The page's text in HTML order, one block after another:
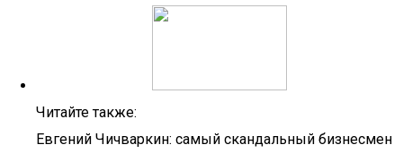
Читайте также:
Евгений Чичваркин: самый скандальный бизнесмен